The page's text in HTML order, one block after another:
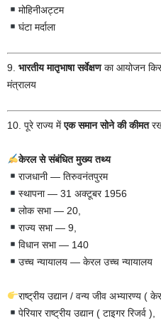
मोहिनीअट्टम
घंटा मर्दाला
9. भारतीय मातृभाषा सर्वेक्षणका आयोजन किस
मंत्रालय
10. पूरे राज्य मेंएक समान सोने की कीमत
केरल से संबंधित मुख्य तथ्य
राजधानी — तिरुवनंतपुरम
स्थापना — 31 अक्टूबर 1956
लोक सभा — 20,
राज्य सभा — 9,
विधान सभा — 140
उच्च न्यायालय — केरल उच्च न्यायालय
राष्ट्रीय उद्यान / वन्य जीव अभ्यारण्य (
पेरियार राष्ट्रीय उद्यान ( टाइगर रिजर्व ),